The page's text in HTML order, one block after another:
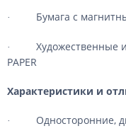
· Бумага с
·
Художественные
PAPER
Характеристики и
· Односторонние,